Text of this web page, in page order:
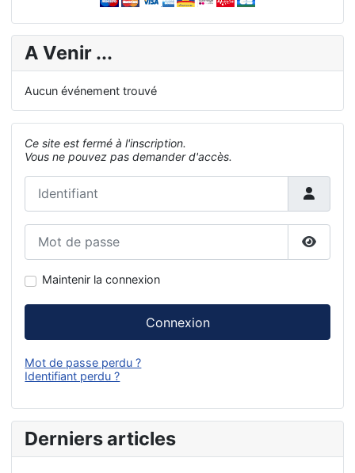
A Venir ...
Aucun événement trouvé
Ce site est fermé à l'inscription.
Vous ne pouvez pas demander d'accès.
Identifiant
Mot de passe
Maintenir la connexion
Connexion
Mot de passe perdu ?
Identifiant perdu ?
Derniers articles